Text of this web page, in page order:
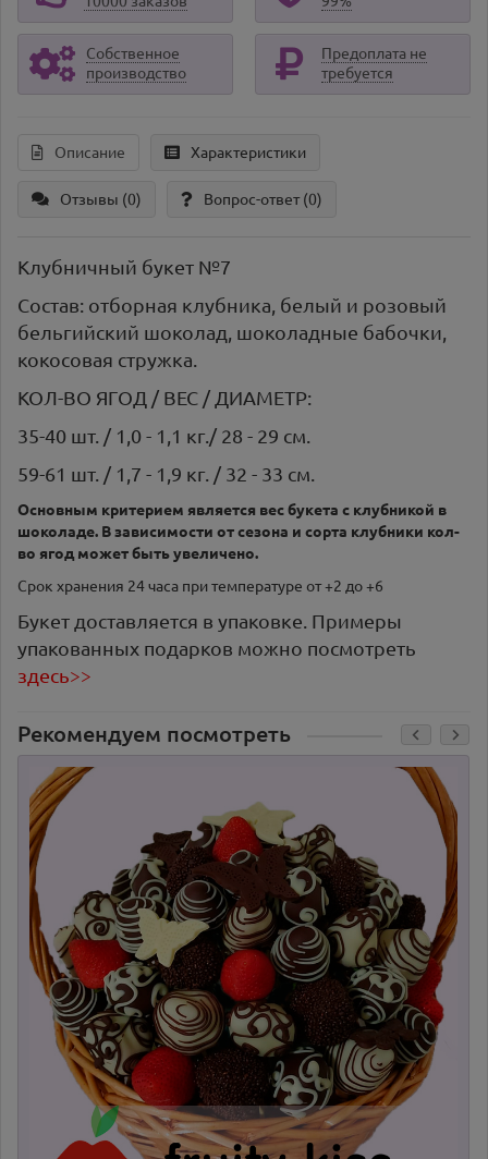
Собственное
производство
Предоплата не
требуется
Описание Характеристики
Отзывы (0) Вопрос-ответ(0)
Клубничный букет №7
Состав: отборная клубника, белый и розовый
бельгийский шоколад, шоколадные бабочки,
кокосовая стружка.
КОЛ-ВО ЯГОД / ВЕС / ДИАМЕТР:
35-40 шт. / 1,0 - 1,1 кг./ 28 - 29 см.
59-61 шт. / 1,7 - 1,9 кг. / 32 - 33 см.
Основным критерием является вес букета с клубникой в
шоколаде. В зависимости от сезона и сорта клубники кол-
во ягод может быть увеличено.
Срок хранения 24 часа при температуре от +2 до +6
Букет доставляется в упаковке. Примеры
упакованных подарков можно посмотреть
здесь>>
Рекомендуем посмотреть